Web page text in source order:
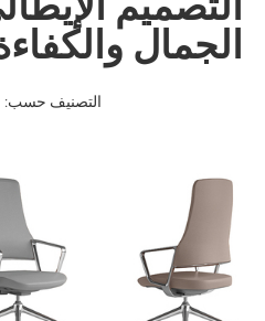
الجمال
التصنيف حسب: